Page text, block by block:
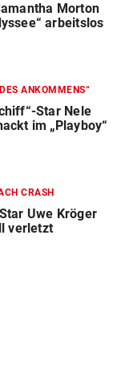
Morton
arbeitslos
ANKOMMENS“
Star Nele
im „Playboy“
CRASH
Uwe Kröger
verletzt